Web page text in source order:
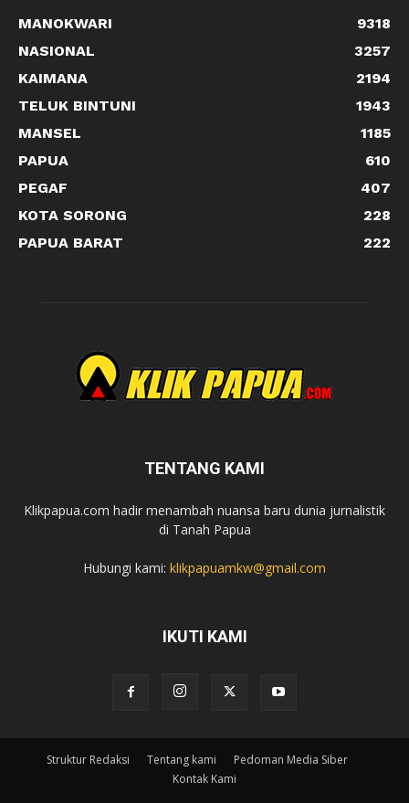
MANOKWARI
9318
NASIONAL
3257
KAIMANA
2194
TELUK BINTUNI
1943
MANSEL
1185
PAPUA
610
PEGAF
407
KOTA SORONG
228
PAPUA BARAT
222
TENTANG KAMI
Klikpapua.com hadir menambah nuansa baru dunia jurnalistik
di Tanah Papua
Hubungi kami: klikpapuamkw@gmail.com
IKUTI KAMI
Struktur Redaksi Tentang kami
Pedoman Media Siber
Kontak Kami